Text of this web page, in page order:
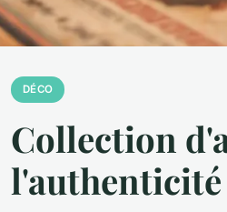
DÉCO
Collection